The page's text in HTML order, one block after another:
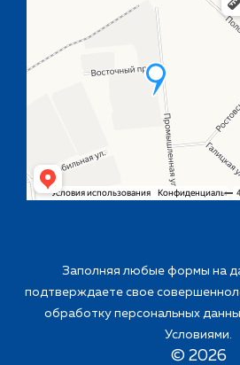
Заполняя любые формы на
подтверждаете свое
обработку персональных
Условиями.
© 2026